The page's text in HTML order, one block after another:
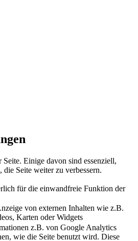
Einige davon sind essenziell,
die Seite weiter zu verbessern.
für die einwandfreie Funktion der
von externen Inhalten wie z.B.
Karten oder Widgets
z.B. von Google Analytics
wie die Seite benutzt wird. Diese